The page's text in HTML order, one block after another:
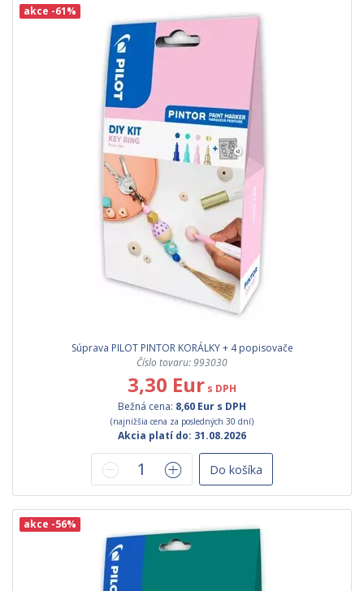
akce -61%
Súprava PILOT PINTOR KORÁLKY + 4 popisovače
Číslo tovaru: 993030
3,30 Eur s DPH
Bežná cena: 8,60 Eur s DPH
(najnižšia cena za posledných 30 dní)
Akcia platí do: 31.08.2026
Do košíka
akce -56%